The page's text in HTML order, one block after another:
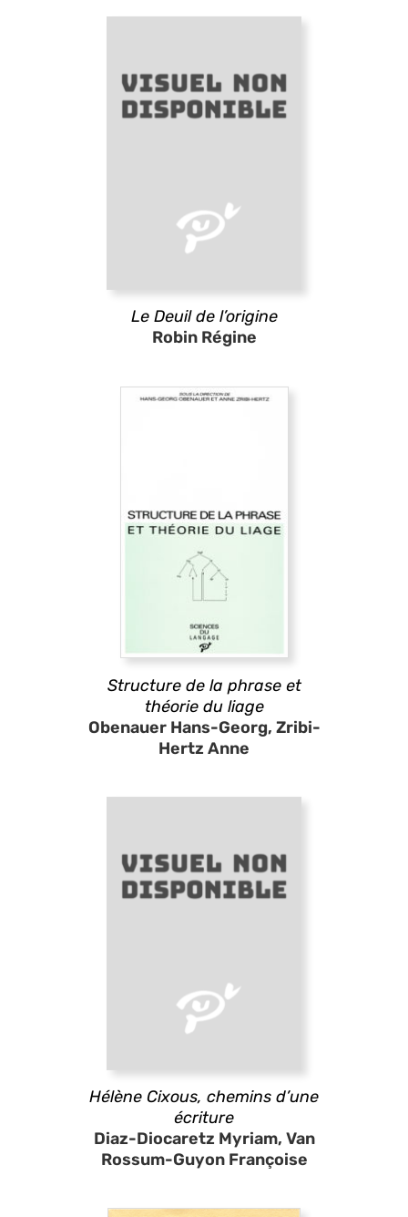
Le Deuil de l’origine
Robin Régine
Structure de la phrase et
théorie du liage
Obenauer Hans-Georg, Zribi-
Hertz Anne
Hélène Cixous, chemins d’une
écriture
Diaz-Diocaretz Myriam, Van
Rossum-Guyon Françoise